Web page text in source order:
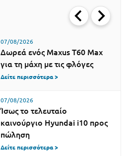
07/08/2026
Δωρεά ενός Maxus T60 Max
για τη μάχη με τις φλόγες
Δείτε περισσότερα >
07/08/2026
Ίσως το τελευταίο
καινούργιο Hyundai i10 προς
πώληση
Δείτε περισσότερα >